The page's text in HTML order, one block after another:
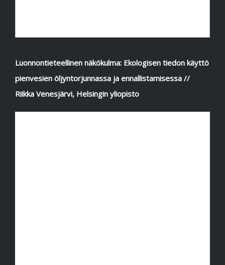
Luonnontieteellinen näkökulma: Ekologisen tiedon käyttö
pienvesien öljyntorjunnassa ja ennallistamisessa //
Riikka Venesjärvi, Helsingin yliopisto